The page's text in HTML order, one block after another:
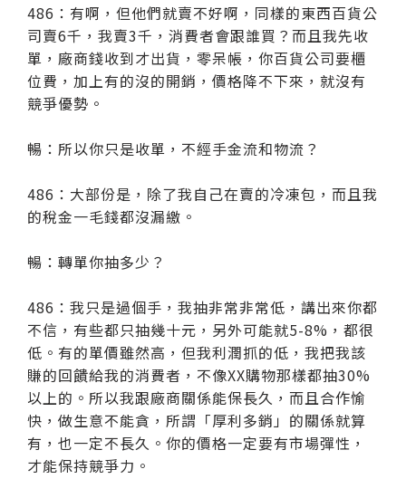
486：有啊，但他們就賣不好啊，同樣的東西百貨公
司賣6千，我賣3千，消費者會跟誰買？而且我先收
單，廠商錢收到才出貨，零呆帳，你百貨公司要櫃
位費，加上有的沒的開銷，價格降不下來，就沒有
競爭優勢。
暢：所以你只是收單，不經手金流和物流？
486：大部份是，除了我自己在賣的冷凍包，而且我
的稅金一毛錢都沒漏繳。
暢：轉單你抽多少？
486：我只是過個手，我抽非常非常低，講出來你都
不信，有些都只抽幾十元，另外可能就5-8%，都很
低。有的單價雖然高，但我利潤抓的低，我把我該
賺的回饋給我的消費者，不像XX購物那樣都抽30%
以上的。所以我跟廠商關係能保長久，而且合作愉
快，做生意不能貪，所謂「厚利多銷」的關係就算
有，也一定不長久。你的價格一定要有市場彈性，
才能保持競爭力。